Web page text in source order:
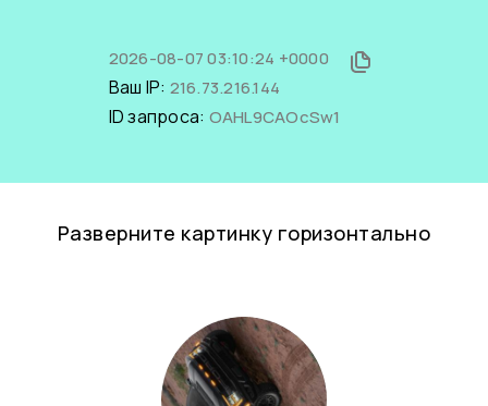
2026-08-07 03:10:24 +0000
Ваш IP: 216.73.216.144
ID запроса: OAHL9CAOcSw1
Разверните картинку горизонтально